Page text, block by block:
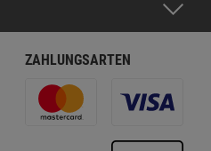
ZAHLUNGSARTEN